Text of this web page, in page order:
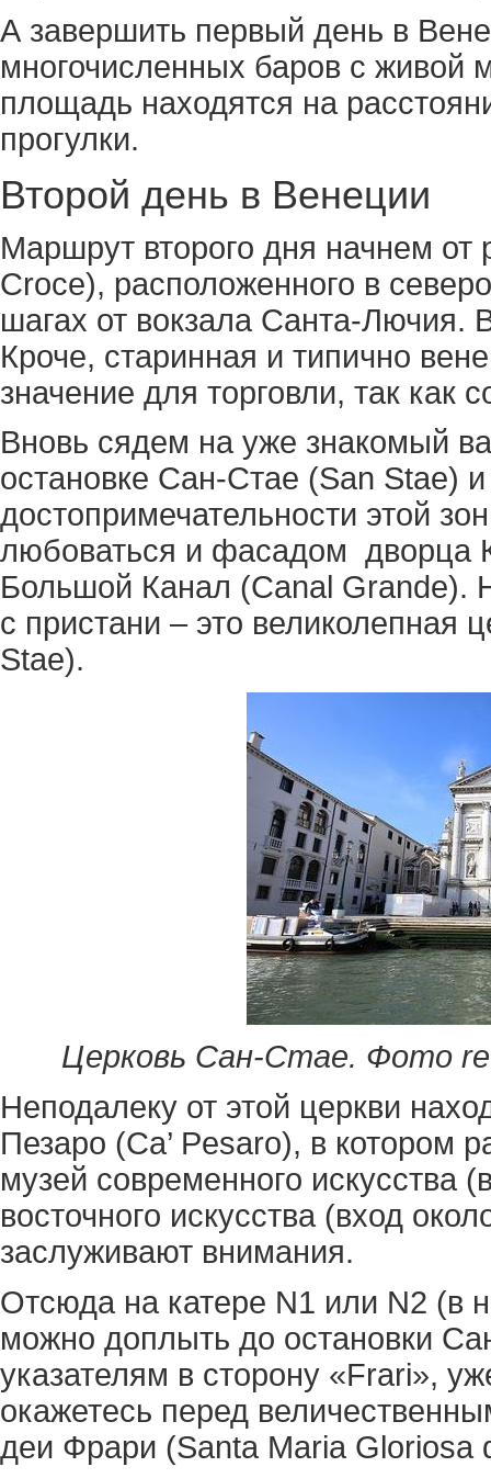
А завершить первый день в
многочисленных баров с живой
площадь находятся на
прогулки.
Второй день в Венеции
Маршрут второго дня начнем
Croce), расположенного в
шагах от вокзала Санта-Лючия.
Кроче, старинная и типично
значение для торговли, так как
Вновь сядем на уже знакомый
остановке Сан-Стае (San Stae) и
достопримечательности этой
любоваться и фасадом дворца
Большой Канал (Canal Grande).
с пристани – это великолепная
Stae).
Церковь Сан-Стае. Фото
Неподалеку от этой церкви
Пезаро (Ca’ Pesaro), в котором
музей современного искусства
восточного искусства (вход
заслуживают внимания.
Отсюда на катере N1 или N2 (в
можно доплыть до остановки
указателям в сторону «Frari»,
окажетесь перед
деи Фрари (Santa Maria Gloriosa